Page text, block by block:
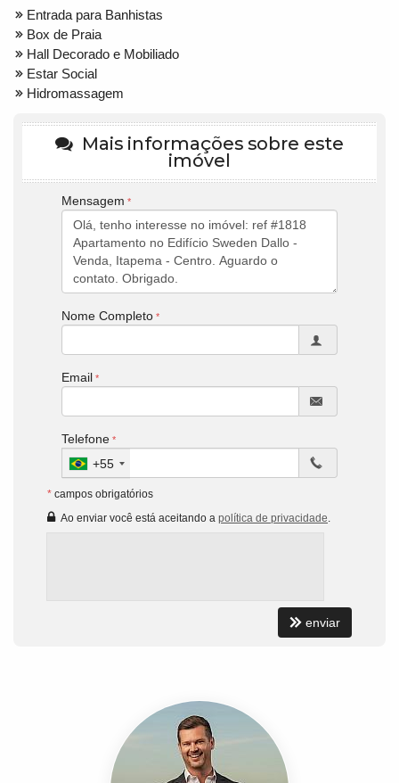
Entrada para Banhistas
Box de Praia
Hall Decorado e Mobiliado
Estar Social
Hidromassagem
Mais informações sobre este
imóvel
Mensagem
Nome Completo
Email
Telefone
+55
* campos obrigatórios
Ao enviar você está aceitando a política de privacidade
enviar